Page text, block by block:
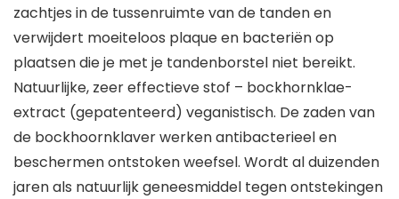
zachtjes in de tussenruimte van de tanden en
verwijdert moeiteloos plaque en bacteriën op
plaatsen die je met je tandenborstel niet bereikt.
Natuurlijke, zeer effectieve stof – bockhornklae-
extract (gepatenteerd) veganistisch. De zaden van
de bockhoornklaver werken antibacterieel en
beschermen ontstoken weefsel. Wordt al duizenden
jaren als natuurlijk geneesmiddel tegen ontstekingen